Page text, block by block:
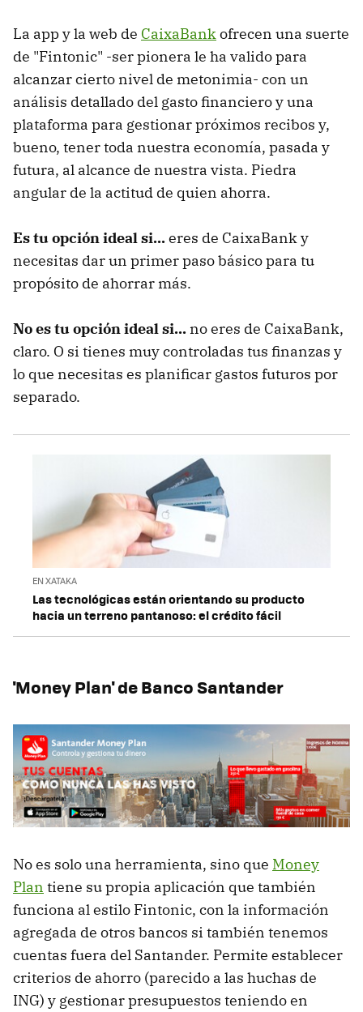
La app y la web de CaixaBankofrecen una suerte
de "Fintonic" -ser pionera le ha valido para
alcanzar cierto nivel de metonimia- con un
análisis detallado del gasto financiero y una
plataforma para gestionar próximos recibos y,
bueno, tener toda nuestra economía, pasada y
futura, al alcance de nuestra vista. Piedra
angular de la actitud de quien ahorra.
Es tu opción ideal si...eres de CaixaBank y
necesitas dar un primer paso básico para tu
propósito de ahorrar más.
No es tu opción ideal si... no eres de CaixaBank,
claro. O si tienes muy controladas tus finanzas y
lo que necesitas es planificar gastos futuros por
separado.
EN XATAKA
Las tecnológicas están orientando su producto
hacia un terreno pantanoso: el crédito fácil
'Money Plan' de Banco Santander
No es solo una herramienta, sino que Money
Plan tiene su propia aplicación que también
funciona al estilo Fintonic, con la información
agregada de otros bancos si también tenemos
cuentas fuera del Santander. Permite establecer
criterios de ahorro (parecido a las huchas de
ING) y gestionar presupuestos teniendo en